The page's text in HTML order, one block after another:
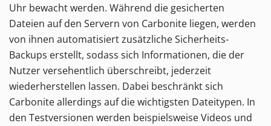
Uhr bewacht werden. Während die gesicherten
Dateien auf den Servern von Carbonite liegen, werden
von ihnen automatisiert zusätzliche Sicherheits-
Backups erstellt, sodass sich Informationen, die der
Nutzer versehentlich überschreibt, jederzeit
wiederherstellen lassen. Dabei beschränkt sich
Carbonite allerdings auf die wichtigsten Dateitypen. In
den Testversionen werden beispielsweise Videos und